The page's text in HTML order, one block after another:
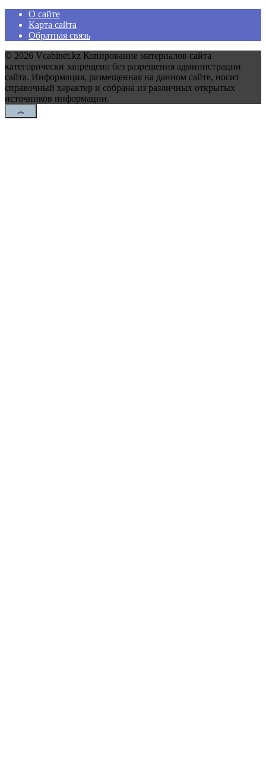
О сайте
Карта сайта
Обратная связь
© 2026 Vcabinet.kz Копирование материалов сайта
категорически запрещено без разрешения администрации
сайта. Информация, размещенная на данном сайте, носит
справочный характер и собрана из различных открытых
источников информации.